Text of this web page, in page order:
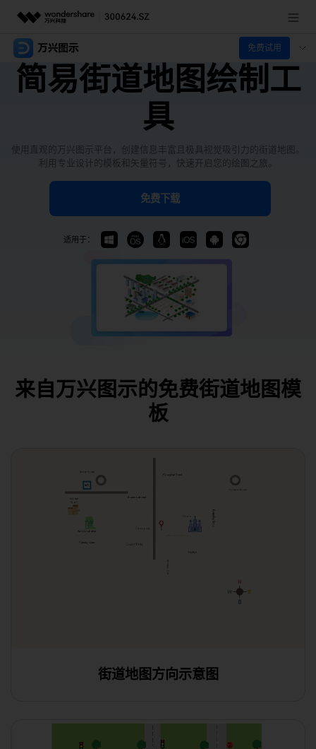
推荐产品
AIGC数字创意
政企服务
关于万兴
客服热线：4000-300624
免费试用
简易街道地图绘制工
具
使用直观的万兴图示平台，创建信息丰富且极具视觉吸引力的街道地图。
利用专业设计的模板和矢量符号，快速开启您的绘图之旅。
免费下载
适用于：
来自万兴图示的免费街道地图模
板
街道地图方向示意图